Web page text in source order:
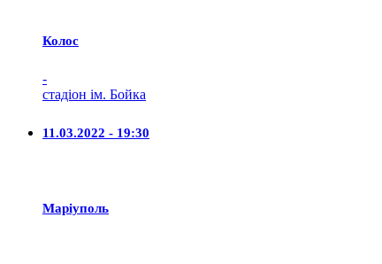
Колос
-
стадіон ім. Бойка
11.03.2022 - 19:30
Маріуполь